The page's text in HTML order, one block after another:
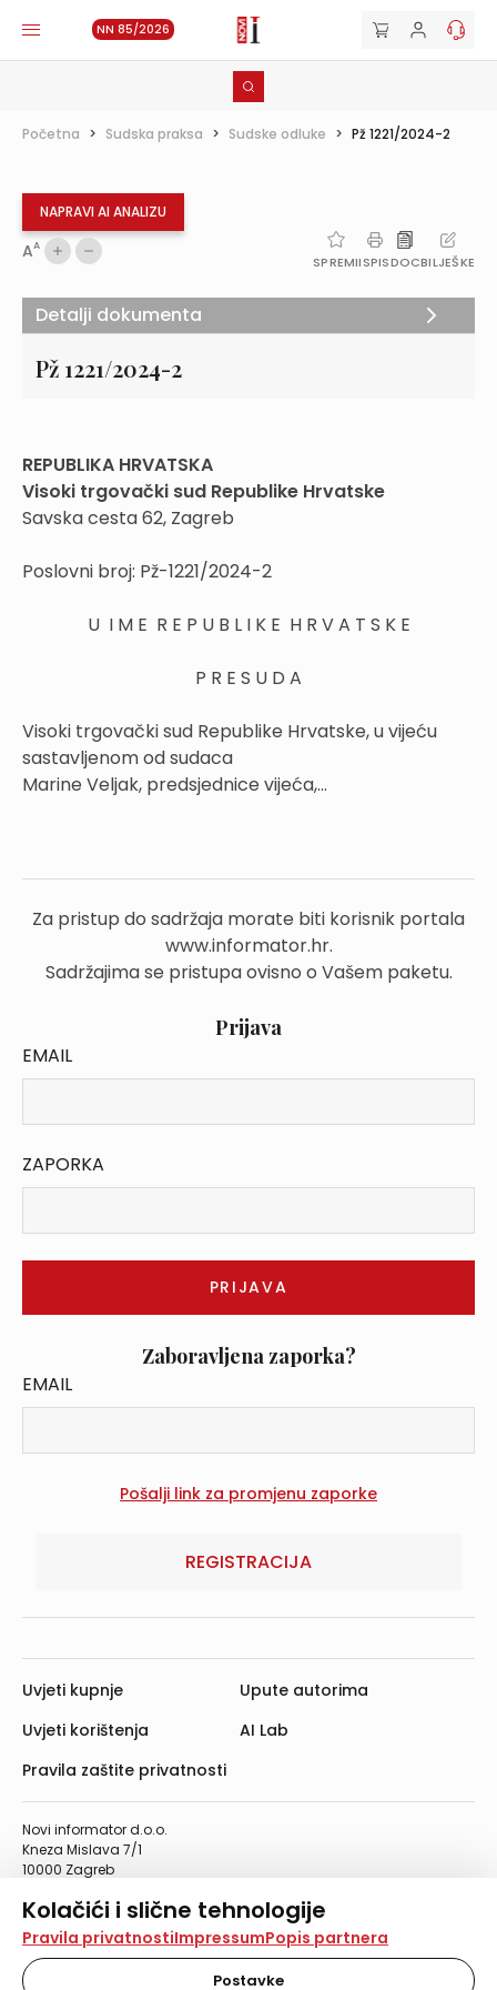
Kolačići i slične tehnologije
Na našoj web stranici koristimo kolačiće i slične
tehnologije za pohranu, čitanje i obradu informacija na
vašem uređaju. Time poboljšavamo korisničko iskustvo,
Pravila privatnostiImpressumPopis partnera
Postavke
NN 85/2026
Početna > Sudska praksa > Sudske odluke > Pž 1221/2024-2
NAPRAVI AI ANALIZU
AA
SPREMIISPISDOCBILJEŠKE
Pž 1221/2024-2
REPUBLIKA HRVATSKA
Visoki trgovački sud Republike Hrvatske
Savska cesta 62, Zagreb
Poslovni broj: Pž-1221/2024-2
U I M E R E P U B L I K E H R V A T S K E
P R E S U D A
Visoki trgovački sud Republike Hrvatske, u vijeću
sastavljenom od sudaca
Marine Veljak, predsjednice vijeća,...
Za pristup do sadržaja morate biti korisnik portala
www.informator.hr.
Sadržajima se pristupa ovisno o Vašem paketu.
Prijava
EMAIL
ZAPORKA
Zaboravljena zaporka?
EMAIL
REGISTRACIJA
Detalji dokumenta
Novi informator d.o.o.
Kneza Mislava 7/1
10000 Zagreb
Telefaks: 01/4612-553
info@informator.hr
Uvjeti kupnje
Uvjeti korištenja
Pravila zaštite privatnosti
Upute autorima
AI Lab